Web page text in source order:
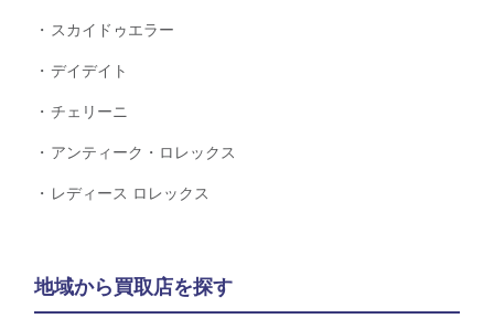
スカイドゥエラー
デイデイト
チェリーニ
アンティーク・ロレックス
レディース ロレックス
地域から買取店を探す